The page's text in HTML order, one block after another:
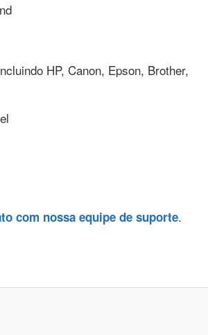
HP, Canon, Epson, Brother,
com nossa equipe de suporte.